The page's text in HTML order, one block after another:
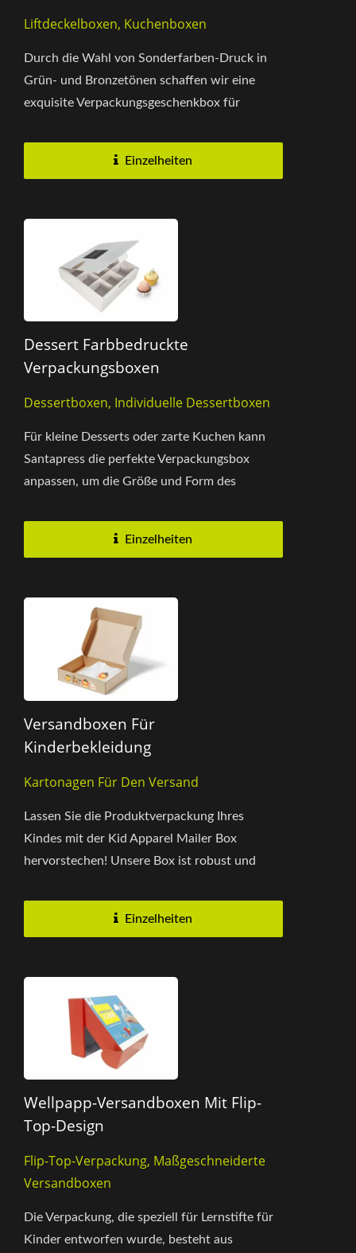
Liftdeckelboxen, Kuchenboxen
Durch die Wahl von Sonderfarben-Druck in
Grün- und Bronzetönen schaffen wir eine
exquisite Verpackungsgeschenkbox für
Einzelheiten
Dessert Farbbedruckte
Verpackungsboxen
Dessertboxen, Individuelle Dessertboxen
Für kleine Desserts oder zarte Kuchen kann
Santapress die perfekte Verpackungsbox
anpassen, um die Größe und Form des
Einzelheiten
Versandboxen Für
Kinderbekleidung
Kartonagen Für Den Versand
Lassen Sie die Produktverpackung Ihres
Kindes mit der Kid Apparel Mailer Box
hervorstechen! Unsere Box ist robust und
hochfestem...
Einzelheiten
Wellpapp-Versandboxen Mit Flip-
Top-Design
Flip-Top-Verpackung, Maßgeschneiderte
Versandboxen
Die Verpackung, die speziell für Lernstifte für
Kinder entworfen wurde, besteht aus